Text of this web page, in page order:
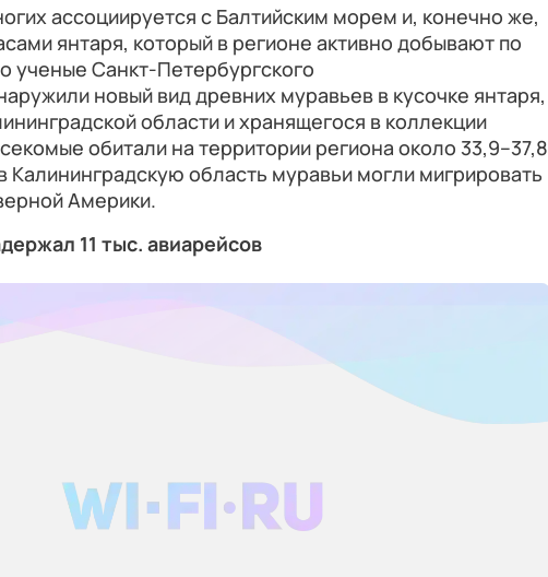
ассоциируется с Балтийским морем и, конечно же,
янтаря, который в регионе активно добывают по
ученые Санкт-Петербургского
новый вид древних муравьев в кусочке янтаря,
области и хранящегося в коллекции
обитали на территории региона около 33,9–37,8
Калининградскую область муравьи могли мигрировать
Америки.
11 тыс. авиарейсов